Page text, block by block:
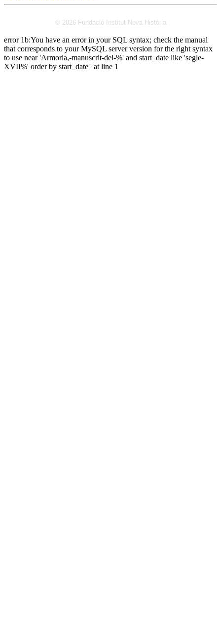
© 2026 Fundació Institut Nova Història
error 1b:You have an error in your SQL syntax; check the manual
that corresponds to your MySQL server version for the right syntax
to use near 'Armoria,-manuscrit-del-%' and start_date like 'segle-
XVII%' order by start_date ' at line 1